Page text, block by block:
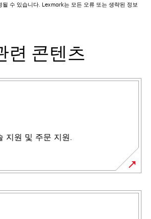
될 수 있습니다. Lexmark는 모든 오류 또는 생략된 정보
련 콘텐츠
지원 및 주문 지원.